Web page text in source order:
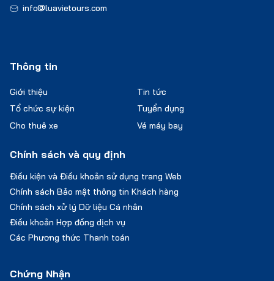
Chứng Nhận
info@luavietours.com
Thông tin
Giới thiệu
Tổ chức sự kiện
Cho thuê xe
Vé máy bay
Tin tức
Tuyển dụng
Chính sách và quy định
Điều kiện và Điều khoản sử dụng trang Web
Chính sách Bảo mật thông tin Khách hàng
Chính sách xử lý Dữ liệu Cá nhân
Điều khoản Hợp đồng dịch vụ
Các Phương thức Thanh toán